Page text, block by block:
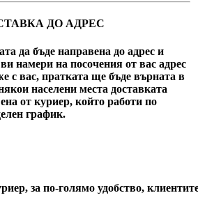
ДО АДРЕС
да бъде направена до адрес и
намери на посочения от вас адрес
с вас, пратката ще бъде върната в
населени места доставката
от куриер, който работи по
график.
за по-голямо удобство,